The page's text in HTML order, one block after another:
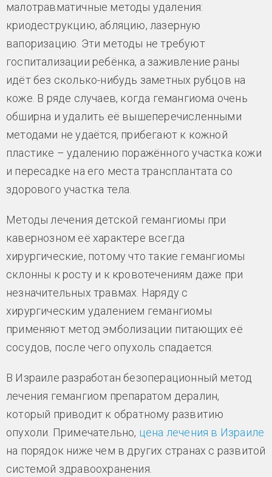
малотравматичные методы удаления:
криодеструкцию, абляцию, лазерную
вапоризацию. Эти методы не требуют
госпитализации ребёнка, а заживление раны
идёт без сколько-нибудь заметных рубцов на
коже. В ряде случаев, когда гемангиома очень
обширна и удалить её вышеперечисленными
методами не удаётся, прибегают к кожной
пластике – удалению поражённого участка кожи
и пересадке на его места трансплантата со
здорового участка тела.
Методы лечения детской гемангиомы при
кавернозном её характере всегда
хирургические, потому что такие гемангиомы
склонны к росту и к кровотечениям даже при
незначительных травмах. Наряду с
хирургическим удалением гемангиомы
применяют метод эмболизации питающих её
сосудов, после чего опухоль спадается.
В Израиле разработан безоперационный метод
лечения гемангиом препаратом дералин,
который приводит к обратному развитию
опухоли. Примечательно, цена лечения в Израиле
на порядок ниже чем в других странах с развитой
системой здравоохранения.